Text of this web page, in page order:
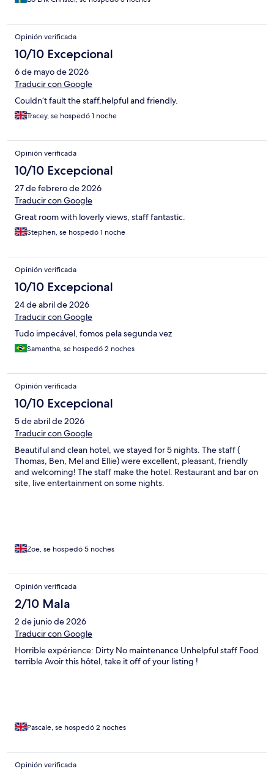
Opinión verificada
10/10 Excepcional
6 de mayo de 2026
Traducir con Google
Couldn’t fault the staff,helpful and friendly.
Tracey, se hospedó 1 noche
Opinión verificada
10/10 Excepcional
27 de febrero de 2026
Traducir con Google
Great room with loverly views, staff fantastic.
Stephen, se hospedó 1 noche
Opinión verificada
10/10 Excepcional
24 de abril de 2026
Traducir con Google
Tudo impecável, fomos pela segunda vez
Samantha, se hospedó 2 noches
Opinión verificada
10/10 Excepcional
5 de abril de 2026
Traducir con Google
Beautiful and clean hotel, we stayed for 5 nights. The staff (
Thomas, Ben, Mel and Ellie) were excellent, pleasant, friendly
and welcoming! The staff make the hotel. Restaurant and bar on
site, live entertainment on some nights.
Zoe, se hospedó 5 noches
Opinión verificada
2/10 Mala
2 de junio de 2026
Traducir con Google
Horrible expérience: Dirty No maintenance Unhelpful staff Food
terrible Avoir this hôtel, take it off of your listing !
Pascale, se hospedó 2 noches
Opinión verificada